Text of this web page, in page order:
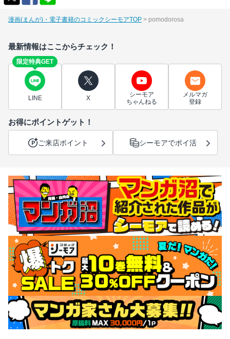
漫画(まんが)・電子書籍のコミックシーモアTOP pomodorosa
最新情報はここからチェック！
限定特典GET
LINE X
シーモア
ちゃんねる
メルマガ
登録
お得にポイントゲット！
ご来店ポイント シーモアでポイ活